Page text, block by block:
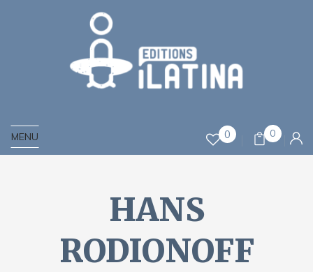
MENU 0 0
HANS
RODIONOFF